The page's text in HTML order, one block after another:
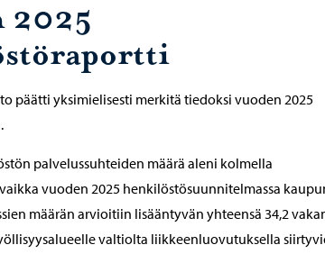
2025
päätti yksimielisesti merkitä tiedoksi vuoden 2025
palvelussuhteiden määrä aleni kolmella
vuoden 2025 henkilöstösuunnitelmassa
määrän arvioitiin lisääntyvän yhteensä 34,2
valtiolta liikkeenluovutuksella